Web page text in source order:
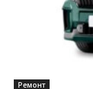
Ремонт